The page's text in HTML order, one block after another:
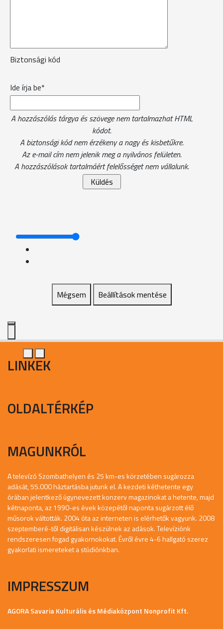
Biztonsági kód
Ide írja be*
A hozzászólás tárgya és szövege nem tartalmazhat HTML
kódot.
A biztonsági kód nem érzékeny a nagy és kisbetűkre.
Az e-mail cím nem jelenik meg a nyilvános felületen.
A hozzászólások tartalmáért felelősséget nem vállalunk.
Mégsem Beállítások mentése
LINKEK
OLDALTÉRKÉP
MAGUNKRÓL
A televízó Szombathelyen és 25 km-es körzetében sugározza
adását, 55.000 háztartásba jutunk el. A kezdeti kéthetente egy
órában jelentkező úgynevezett konzerv magazinokat a hetente, majd
kétnaponta, az 1990-es évek közepétől naponta sugárzott élő
műsorok váltották. 2004 óta az interneten is elérhetők vagyunk. 2008
szeptemberé-től digitálisan készülnek az adások. Televíziónk
rendszeresen fogad gyakornokokat. Évről évre 4-6 hallgató szerez
gyakorlati ismereteket a stúdiónkban.
IMPRESSZUM
AGORA Savaria Kulturális és Médiaközpont Nonprofit Kft.